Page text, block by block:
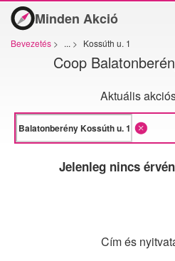
Minden Akció
Bevezetés > ... > Kossúth u. 1
Coop
Aktuális
Jelenleg nincs
Cím és